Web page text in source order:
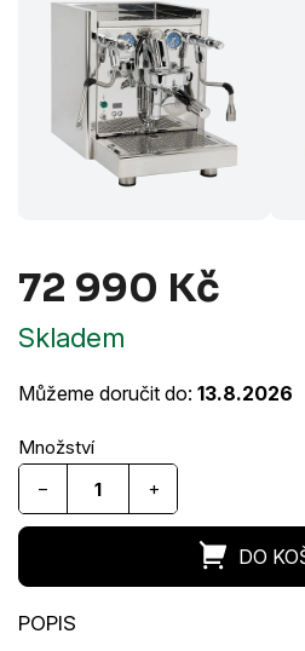
72 990 Kč
Skladem
Můžeme doručit do: 13.8.2026
+
−